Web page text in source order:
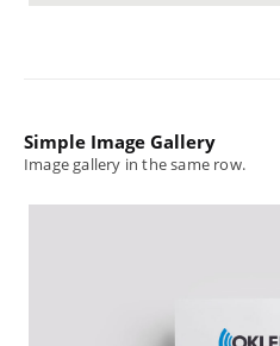
Simple Image Gallery
Image gallery in the same row.